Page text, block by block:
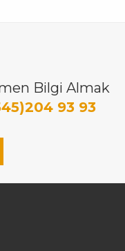
Bilgi Almak
93 93